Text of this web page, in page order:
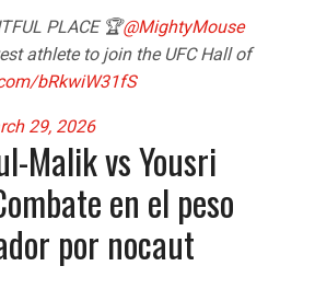
PLACE 🏆@MightyMouse
athlete to join the UFC Hall of
bRkwiW31fS
29, 2026
Malik vs Yousri
en el peso
por nocaut